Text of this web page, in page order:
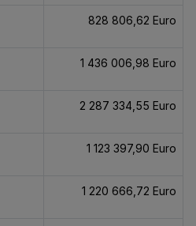
828 806,62 Euro
1 436 006,98 Euro
2 287 334,55 Euro
1 123 397,90 Euro
1 220 666,72 Euro